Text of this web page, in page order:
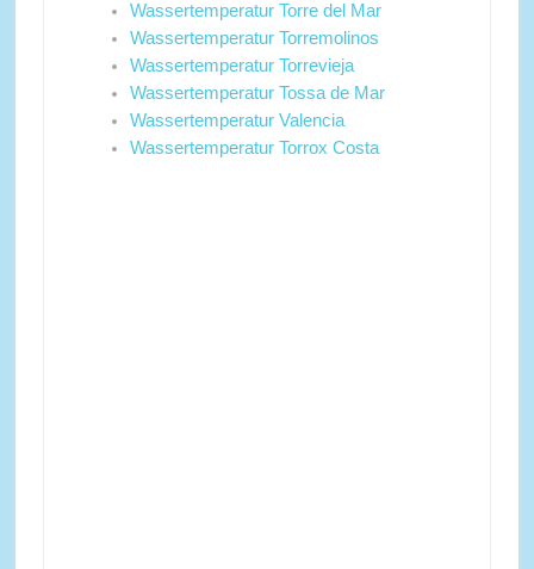
Wassertemperatur Torre del Mar
Wassertemperatur Torremolinos
Wassertemperatur Torrevieja
Wassertemperatur Tossa de Mar
Wassertemperatur Valencia
Wassertemperatur Torrox Costa